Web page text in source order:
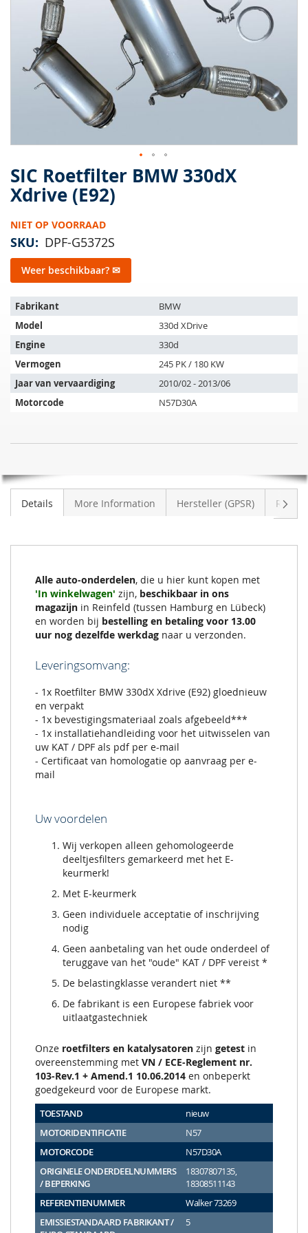
SIC Roetfilter BMW 330dX
Xdrive (E92)
NIET OP VOORRAAD
SKU DPF-G5372S
Weer beschikbaar? ✉
Het
artikel
past
op
de
volgende
voertuigen:
Fabrikant
BMW
Model
330d XDrive
Engine
330d
Vermogen
245 PK / 180 KW
Jaar van vervaardiging
2010/02 - 2013/06
Motorcode
N57D30A
BMW
330dX
Xdrive
VOORRAAD
afbeeldingen-
gallerij
Ga
naar
het
van
de
gallerij
Details More Information Hersteller (GPSR)
Alle auto-onderdelen, die u hier kunt kopen met
'In winkelwagen' zijn, beschikbaar in ons
magazijn in Reinfeld (tussen Hamburg en Lübeck)
en worden bij bestelling en betaling voor 13.00
uur nog dezelfde werkdag naar u verzonden.
Leveringsomvang:
- 1x Roetfilter BMW 330dX Xdrive (E92) gloednieuw
en verpakt
- 1x bevestigingsmateriaal zoals afgebeeld***
- 1x installatiehandleiding voor het uitwisselen van
uw KAT / DPF als pdf per e-mail
- Certificaat van homologatie op aanvraag per e-
mail
Uw voordelen
Wij verkopen alleen gehomologeerde
deeltjesfilters gemarkeerd met het E-
keurmerk!
Met E-keurmerk
Geen individuele acceptatie of inschrijving
nodig
Geen aanbetaling van het oude onderdeel of
teruggave van het "oude" KAT / DPF vereist *
De belastingklasse verandert niet **
De fabrikant is een Europese fabriek voor
uitlaatgastechniek
Onze roetfilters en katalysatoren zijn getest in
overeenstemming met VN / ECE-Reglement nr.
103-Rev.1 + Amend.1 10.06.2014 en onbeperkt
goedgekeurd voor de Europese markt.
TOESTAND
nieuw
MOTORIDENTIFICATIE
N57
MOTORCODE
N57D30A
ORIGINELE ONDERDEELNUMMERS
/ BEPERKING
18307807135,
18308511143
REFERENTIENUMMER
Walker 73269
EMISSIESTANDAARD FABRIKANT /
5